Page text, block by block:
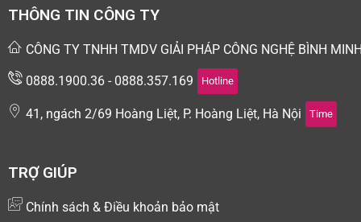
THÔNG TIN CÔNG TY
CÔNG TY TNHH TMDV GIẢI PHÁP CÔNG NGHỆ BÌNH
0888.1900.36 - 0888.357.169 Hotline
41, ngách 2/69 Hoàng Liệt, P. Hoàng Liệt, Hà Nội Time
TRỢ GIÚP
Chính sách & Điều khoản bảo mật